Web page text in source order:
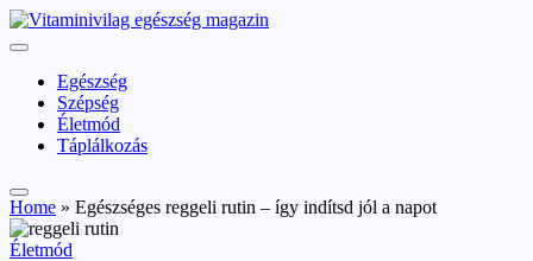
Skip
to
Vitaminivilág:
szépség
Egészség
Szépség
Életmód
Táplálkozás
Home » Egészséges reggeli rutin – így indítsd jól a napot
Posted
Életmód